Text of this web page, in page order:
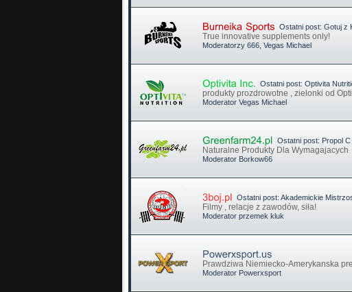
Ostatni post: Gotuj z
True innovative supplements only!
Moderatorzy 666 Vegas Michael
Ostatni post: Optivita
produkty prozdrowotne , zielonki od
Moderator Vegas Michael
Ostatni post: Propol C
Naturalne Produkty Dla Wymagajacych
Moderator Borkow66
Ostatni post: Akademickie
Filmy , relacje z zawodów, siła!
Moderator przemek kluk
Prawdziwa Niemiecko-Amerykanska
Moderator Powerxsport